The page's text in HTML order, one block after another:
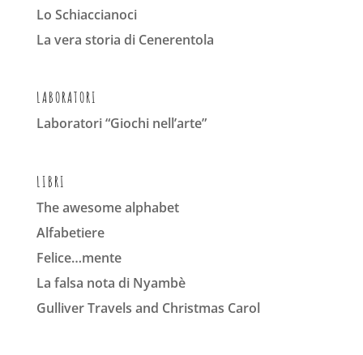
Lo Schiaccianoci
La vera storia di Cenerentola
LABORATORI
Laboratori “Giochi nell’arte”
LIBRI
The awesome alphabet
Alfabetiere
Felice…mente
La falsa nota di Nyambè
Gulliver Travels and Christmas Carol